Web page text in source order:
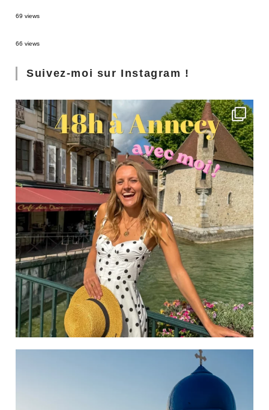
69 views
66 views
Suivez-moi sur Instagram !